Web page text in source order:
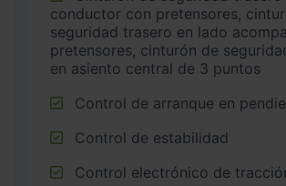
conductor con pretensores,
seguridad trasero en lado
pretensores, cinturón de
en asiento central de 3 puntos
Control de arranque en
Control de estabilidad
Control electrónico de